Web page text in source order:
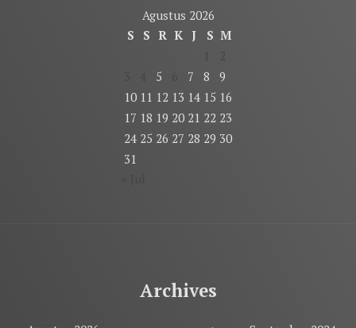
Agustus 2026
S
S R K J S M
5 7 8
9
10 11 12 13 14 15 16
17 18 19 20 21 22 23
24 25 26 27 28 29 30
31
Archives